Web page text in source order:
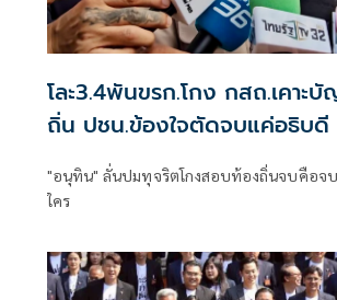
โละ3.4พันขรก.โกง กสถ.เคาะ
ถิ่น ปชน.ข้องใจตัดจบแค่อธิบดี
"อนุทิน" ลั่นปมทุจริตโกงสอบท้องถิ่นจบคือจ
ใคร